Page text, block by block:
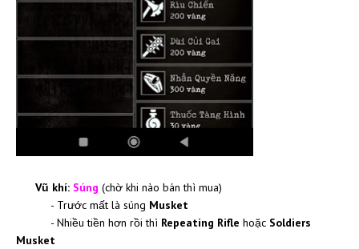
Vũ khí: Súng (chờ khi nào bán thì mua)
- Trước mất là súng Musket
- Nhiều tiền hơn rồi thì Repeating Rifle hoặc Soldiers
Musket